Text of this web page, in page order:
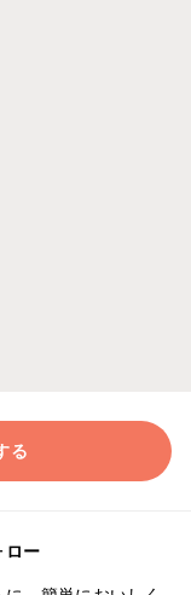
る
ロー